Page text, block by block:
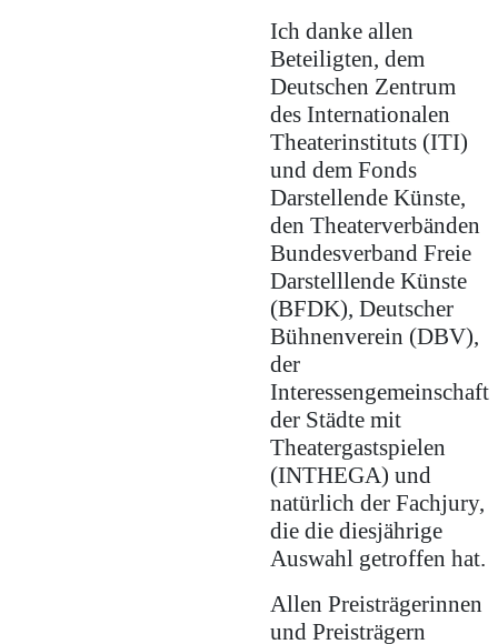
Ich danke allen
Beteiligten, dem
Deutschen Zentrum
des Internationalen
Theaterinstituts (ITI)
und dem Fonds
Darstellende Künste,
den Theaterverbänden
Bundesverband Freie
Darstelllende Künste
(BFDK), Deutscher
Bühnenverein (DBV),
der
Interessengemeinschaft
der Städte mit
Theatergastspielen
(INTHEGA) und
natürlich der Fachjury,
die die diesjährige
Auswahl getroffen hat.
Allen Preisträgerinnen
und Preisträgern